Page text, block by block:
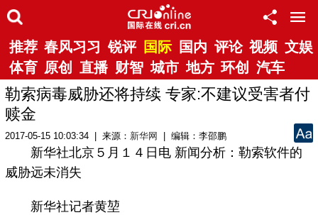
推荐 春风习习 锐评 国际 国内 评论 视频 文娱
体育 原创 直播 财智 城市 地方 环创 汽车
勒索病毒威胁还将持续 专家:不建议受害者付
赎金
2017-05-15 10:03:34 | 来源： 新华网 | 编辑：李邵鹏
新华社北京５月１４日电 新闻分析：勒索软件的
威胁远未消失
新华社记者黄堃